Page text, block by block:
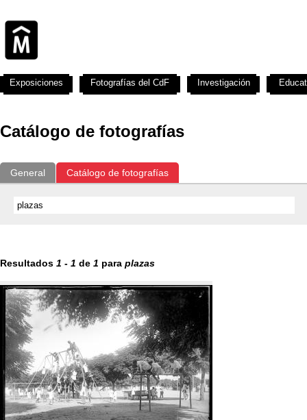
Catálogo de fotografías
General Catálogo de fotografías
Resultados 1 - 1 de 1 para plazas
Exposiciones Fotografías del CdF Investigación